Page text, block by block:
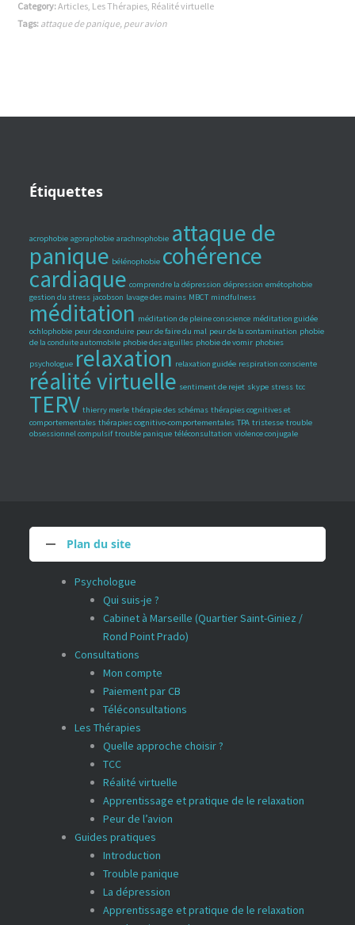
Category:Articles, Les Thérapies, Réalité virtuelle
Tags: attaque de panique, peur avion
Étiquettes
acrophobie agoraphobie arachnophobie attaque de
panique bélénophobie cohérence
cardiaque comprendre la dépression dépression emétophobie
gestion du stress jacobson lavage des mains MBCT mindfulness
méditation méditation de pleine conscience méditation guidée
ochlophobie peur de conduire peur de faire du mal peur de la contamination phobie
de la conduite automobile phobie des aiguilles phobie de vomir phobies
psychologue relaxation relaxation guidée respiration consciente
réalité virtuelle sentiment de rejet skype stress tcc
TERV thierry merle thérapie des schémas thérapies cognitives et
comportementales thérapies cognitivo-comportementales TPA tristesse trouble
obsessionnel compulsif trouble panique téléconsultation violence conjugale
Plan du site
Psychologue
Qui suis-je ?
Cabinet à Marseille (Quartier Saint-Giniez /
Rond Point Prado)
Consultations
Mon compte
Paiement par CB
Téléconsultations
Les Thérapies
Quelle approche choisir ?
TCC
Réalité virtuelle
Apprentissage et pratique de le relaxation
Peur de l’avion
Guides pratiques
Introduction
Trouble panique
La dépression
Apprentissage et pratique de le relaxation